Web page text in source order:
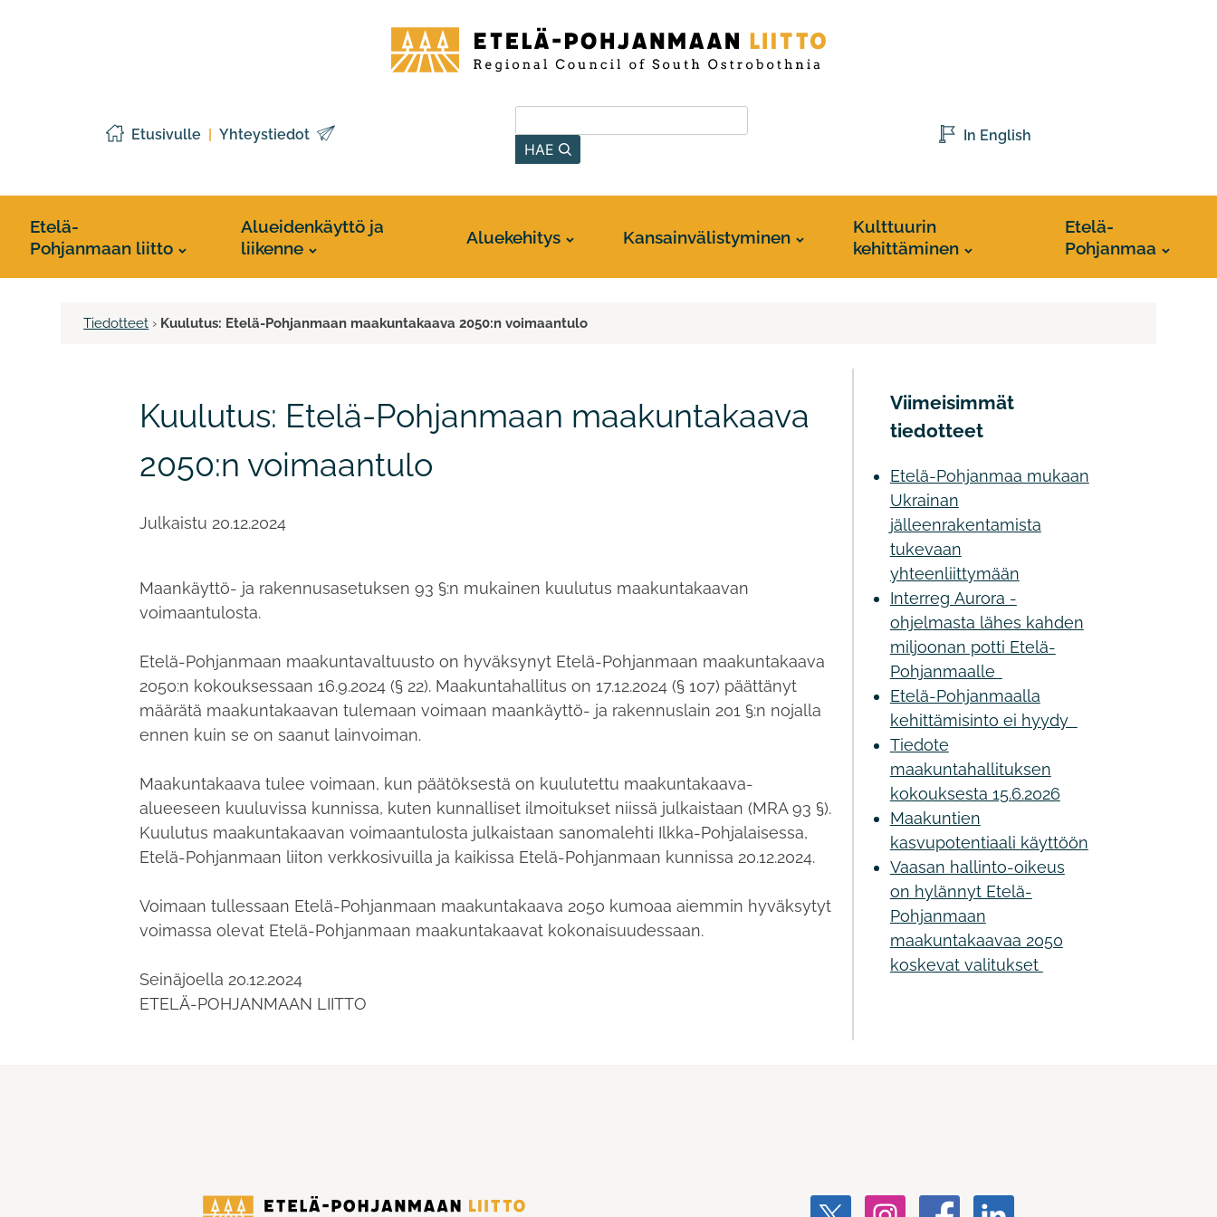
Pohjanmaan
liitto
Etusivulle Yhteystiedot
HAE
In English
Etelä-
Pohjanmaan liitto
Alueidenkäyttö ja
liikenne
Aluekehitys Kansainvälistyminen
Kulttuurin
kehittäminen
Etelä-
Pohjanmaa
Tiedotteet › Kuulutus: Etelä-Pohjanmaan maakuntakaava 2050:n voimaantulo
Kuulutus: Etelä-Pohjanmaan maakuntakaava
2050:n voimaantulo
Julkaistu 20.12.2024
Maankäyttö- ja rakennusasetuksen 93 §:n mukainen kuulutus maakuntakaavan
voimaantulosta.
Etelä-Pohjanmaan maakuntavaltuusto on hyväksynyt Etelä-Pohjanmaan maakuntakaava
2050:n kokouksessaan 16.9.2024 (§ 22). Maakuntahallitus on 17.12.2024 (§ 107) päättänyt
määrätä maakuntakaavan tulemaan voimaan maankäyttö- ja rakennuslain 201 §:n nojalla
ennen kuin se on saanut lainvoiman.
Maakuntakaava tulee voimaan, kun päätöksestä on kuulutettu maakuntakaava-
alueeseen kuuluvissa kunnissa, kuten kunnalliset ilmoitukset niissä julkaistaan (MRA 93 §).
Kuulutus maakuntakaavan voimaantulosta julkaistaan sanomalehti Ilkka-Pohjalaisessa,
Etelä-Pohjanmaan liiton verkkosivuilla ja kaikissa Etelä-Pohjanmaan kunnissa 20.12.2024.
Voimaan tullessaan Etelä-Pohjanmaan maakuntakaava 2050 kumoaa aiemmin hyväksytyt
voimassa olevat Etelä-Pohjanmaan maakuntakaavat kokonaisuudessaan.
Seinäjoella 20.12.2024
ETELÄ-POHJANMAAN LIITTO
Viimeisimmät
tiedotteet
Etelä-Pohjanmaa mukaan
Ukrainan
jälleenrakentamista
tukevaan
yhteenliittymään
Interreg Aurora -
ohjelmasta lähes kahden
miljoonan potti Etelä-
Pohjanmaalle
Etelä-Pohjanmaalla
kehittämisinto ei hyydy
Tiedote
maakuntahallituksen
kokouksesta 15.6.2026
Maakuntien
kasvupotentiaali käyttöön
Vaasan hallinto-oikeus
on hylännyt Etelä-
Pohjanmaan
maakuntakaavaa 2050
koskevat valitukset
Etelä-